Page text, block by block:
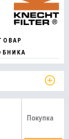
Покупка